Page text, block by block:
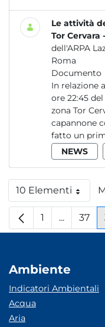
Le attività
Tor Cervara
dell'ARPA
Roma
Documento
In relazione
ore 22:45
zona Tor
capannone
fatto un
NEWS
10 ElementiPer pagina
Pagina
1 ...Pagine
37
Ambiente
Indicatori Ambientali
Acqua
Aria